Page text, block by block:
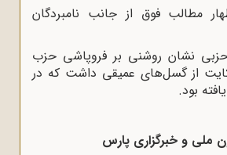
مطالب فوق از جانب نامبردگان
نشان روشنی بر فروپاشی حزب
از گسل‌های عمیقی داشت که در
بود.
ملی و خبرگزاری پارس